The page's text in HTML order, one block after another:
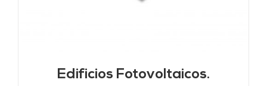
Edificios Fotovoltaicos.